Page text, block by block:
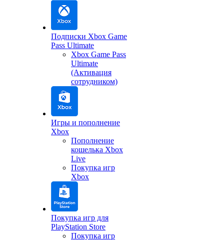
Подписки Xbox Game
Pass Ultimate
Xbox Game Pass
Ultimate
(Активация
сотрудником)
Игры и пополнение
Xbox
Пополнение
кошелька Xbox
Live
Покупка игр
Xbox
Покупка игр для
PlayStation Store
Покупка игр